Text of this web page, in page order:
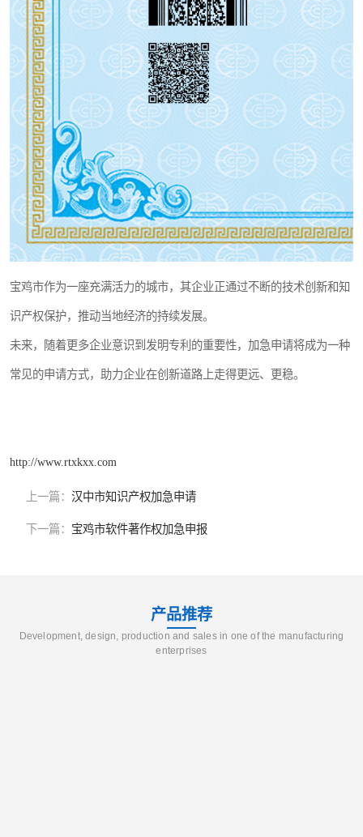
宝鸡市作为一座充满活力的城市，其企业正通过不断的技术创新和知
识产权保护，推动当地经济的持续发展。
未来，随着更多企业意识到发明专利的重要性，加急申请将成为一种
常见的申请方式，助力企业在创新道路上走得更远、更稳。
http://www.rtxkxx.com
上一篇： 汉中市知识产权加急申请
下一篇： 宝鸡市软件著作权加急申报
产品推荐
Development, design, production and sales in one of the manufacturing
enterprises